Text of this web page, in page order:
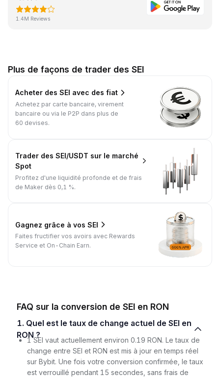
1.4M Reviews
Plus de façons de trader des SEI
Acheter des SEI avec des fiat
Achetez par carte bancaire, virement
bancaire ou via le P2P dans plus de
60 devises.
Trader des SEI/USDT sur le marché
Spot
Profitez d'une liquidité profonde et de frais
de Maker dès 0,1 %.
Gagnez grâce à vos SEI
Faites fructifier vos avoirs avec Rewards
Service et On-Chain Earn.
FAQ sur la conversion de SEI en RON
1. Quel est le taux de change actuel de SEI en
RON ?
1 SEI vaut actuellement environ 0.19 RON. Le taux de
change entre SEI et RON est mis à jour en temps réel
sur Bybit. Une fois votre conversion confirmée, le taux
est verrouillé pendant 15 secondes, sans frais de